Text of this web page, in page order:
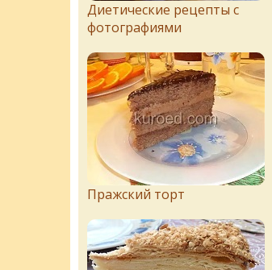
Диетические рецепты с
фотографиями
Пражский торт